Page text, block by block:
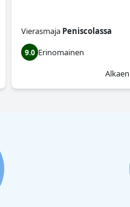
Vierasmaja Peniscolassa
9.0 Erinomainen
Alkaen